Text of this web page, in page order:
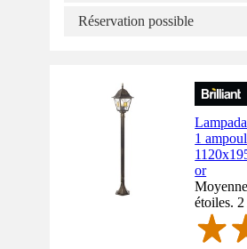
Réservation possible
1
or
étoiles.